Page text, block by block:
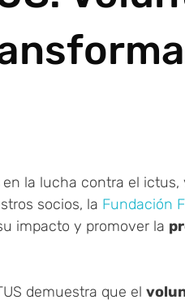
la lucha contra el ictus,
socios, la Fundación
impacto y promover la
demuestra que el